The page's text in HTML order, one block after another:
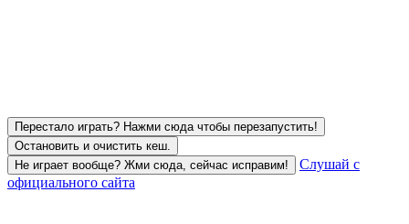
Перестало играть? Нажми сюда чтобы перезапустить!
Остановить и очистить кеш.
Не играет вообще? Жми сюда, сейчас исправим!
Слушай с
официального сайта